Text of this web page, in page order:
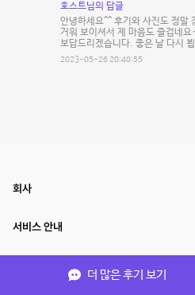
호스트님의 답글
안녕하세요^^ 후기와 사진도 정말
거워 보이셔서 제 마음도 즐겁네
보답드리겠습니다. 좋은 날 다시
2023-05-26 20:40:55
더 많은 후기 보기
회사
서비스 안내